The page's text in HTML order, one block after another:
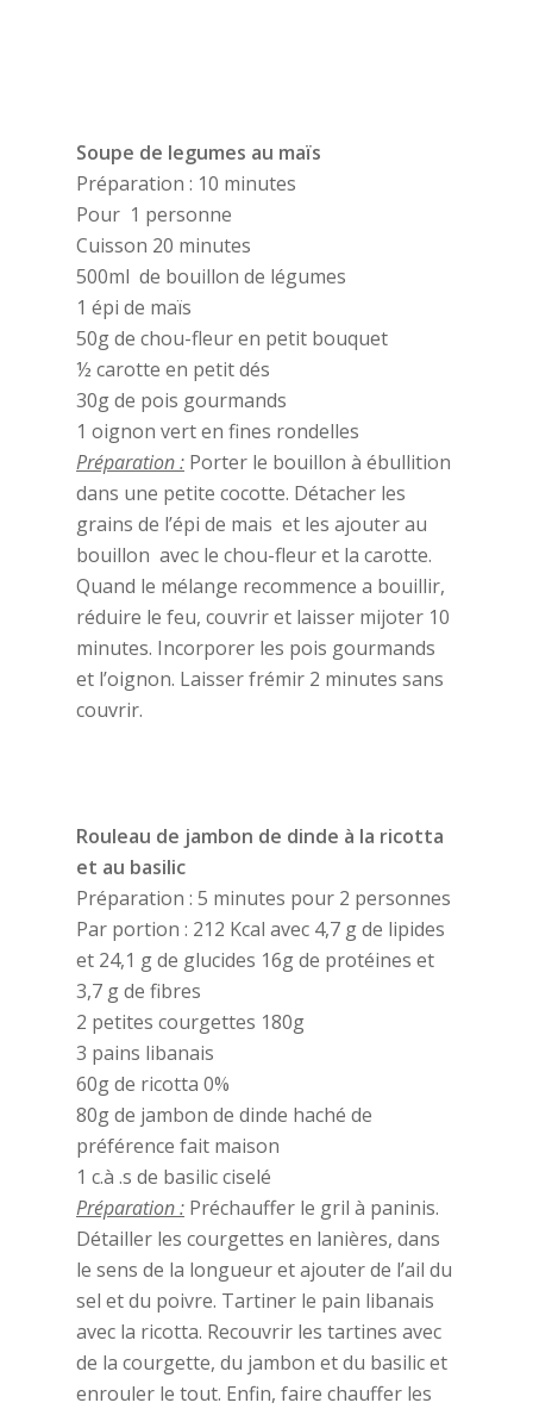
Soupe de legumes au maïs
Préparation : 10 minutes
Pour 1 personne
Cuisson 20 minutes
500ml de bouillon de légumes
1 épi de maïs
50g de chou-fleur en petit bouquet
½ carotte en petit dés
30g de pois gourmands
1 oignon vert en fines rondelles
Préparation : Porter le bouillon à ébullition
dans une petite cocotte. Détacher les
grains de l’épi de mais et les ajouter au
bouillon avec le chou-fleur et la carotte.
Quand le mélange recommence a bouillir,
réduire le feu, couvrir et laisser mijoter 10
minutes. Incorporer les pois gourmands
et l’oignon. Laisser frémir 2 minutes sans
couvrir.
Rouleau de jambon de dinde à la ricotta
et au basilic
Préparation : 5 minutes pour 2 personnes
Par portion : 212 Kcal avec 4,7 g de lipides
et 24,1 g de glucides 16g de protéines et
3,7 g de fibres
2 petites courgettes 180g
3 pains libanais
60g de ricotta 0%
80g de jambon de dinde haché de
préférence fait maison
1 c.à .s de basilic ciselé
Préparation : Préchauffer le gril à paninis.
Détailler les courgettes en lanières, dans
le sens de la longueur et ajouter de l’ail du
sel et du poivre. Tartiner le pain libanais
avec la ricotta. Recouvrir les tartines avec
de la courgette, du jambon et du basilic et
enrouler le tout. Enfin, faire chauffer les